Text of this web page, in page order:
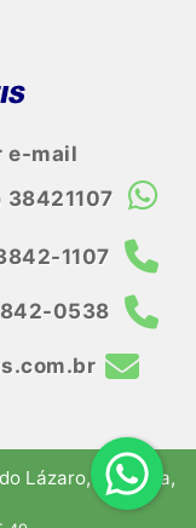
e-mail
38421107
1107
0538
Lázaro, Ubatuba,